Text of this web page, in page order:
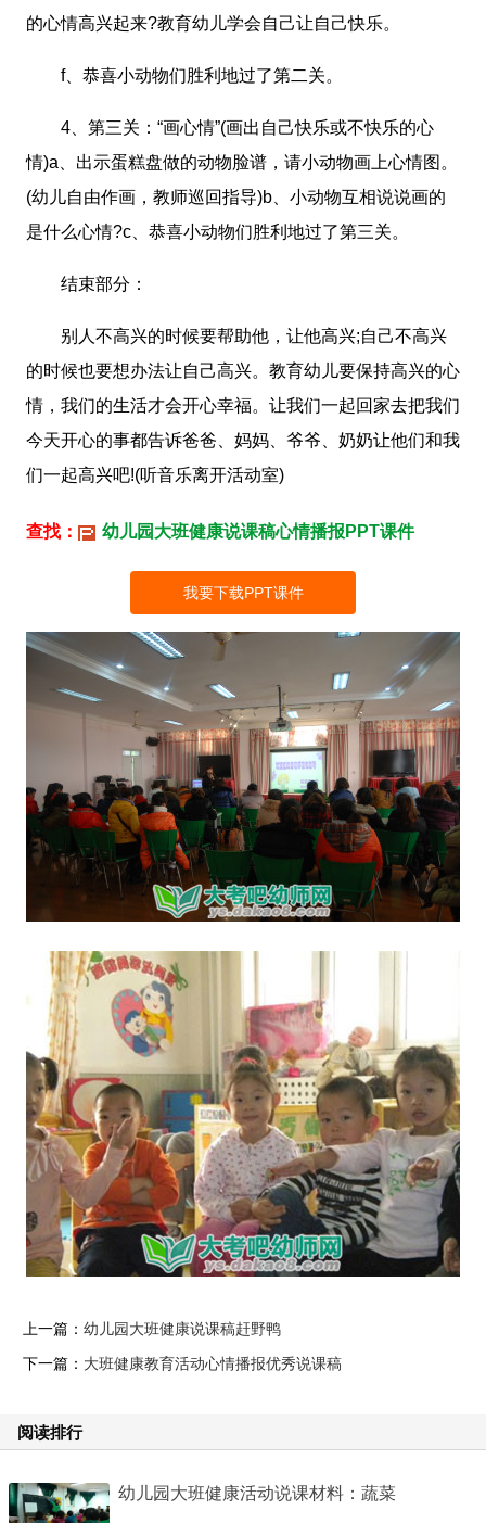
的心情高兴起来?教育幼儿学会自己让自己快乐。
f、恭喜小动物们胜利地过了第二关。
4、第三关：“画心情”(画出自己快乐或不快乐的心
情)a、出示蛋糕盘做的动物脸谱，请小动物画上心情图。
(幼儿自由作画，教师巡回指导)b、小动物互相说说画的
是什么心情?c、恭喜小动物们胜利地过了第三关。
结束部分：
别人不高兴的时候要帮助他，让他高兴;自己不高兴
的时候也要想办法让自己高兴。教育幼儿要保持高兴的心
情，我们的生活才会开心幸福。让我们一起回家去把我们
今天开心的事都告诉爸爸、妈妈、爷爷、奶奶让他们和我
们一起高兴吧!(听音乐离开活动室)
查找： 幼儿园大班健康说课稿心情播报PPT课件
我要下载PPT课件
上一篇： 幼儿园大班健康说课稿赶野鸭
下一篇： 大班健康教育活动心情播报优秀说课稿
阅读排行
幼儿园大班健康活动说课材料：蔬菜